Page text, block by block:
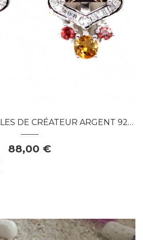
mon panier
DE CRÉATEUR ARGENT 925...
88,00 €